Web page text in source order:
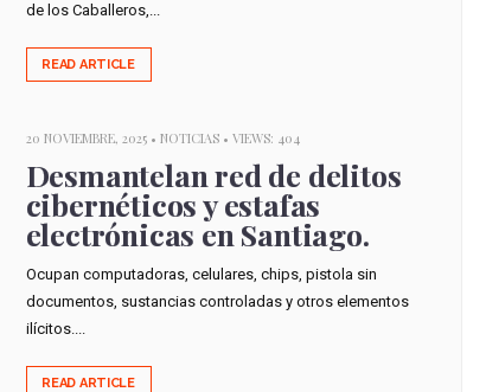
de los Caballeros,...
READ ARTICLE
20 NOVIEMBRE, 2025 • NOTICIAS• VIEWS: 404
Desmantelan red de delitos
cibernéticos y estafas
electrónicas en Santiago.
Ocupan computadoras, celulares, chips, pistola sin
documentos, sustancias controladas y otros elementos
ilícitos....
READ ARTICLE